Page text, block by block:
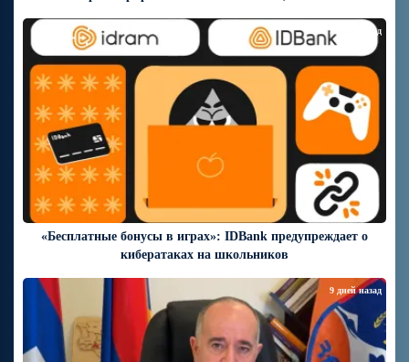
«Бесплатные бонусы в играх»: IDBank предупреждает о
кибератаках на школьников
9 дней назад
9 дней назад